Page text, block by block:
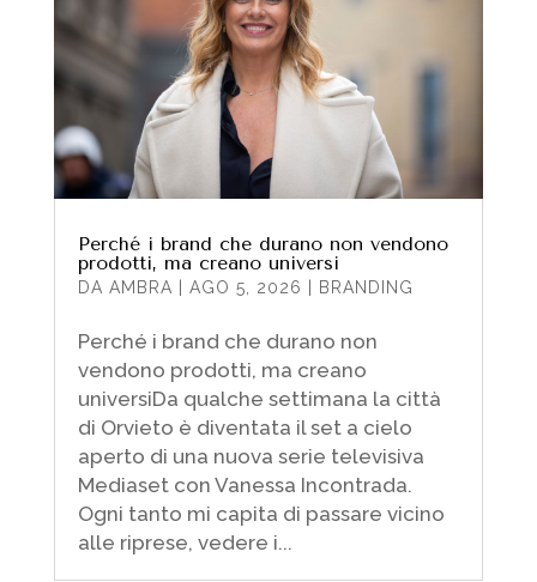
Perché i brand che durano non vendono
prodotti, ma creano universi
DA AMBRA AGO 5, 2026 BRANDING
Perché i brand che durano non
vendono prodotti, ma creano
universiDa qualche settimana la città
di Orvieto è diventata il set a cielo
aperto di una nuova serie televisiva
Mediaset con Vanessa Incontrada.
Ogni tanto mi capita di passare vicino
alle riprese, vedere i...